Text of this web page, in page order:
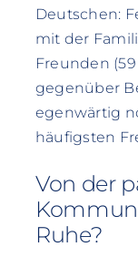
Deutschen:
mit der
Freunden
gegenüber
egenwärtig
häufigsten
Von der
Ruhe?